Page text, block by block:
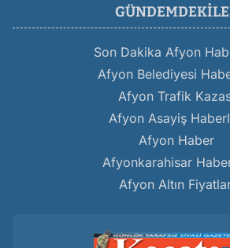
Son Dakika Afyon
Afyon Belediyesi
Afyon Trafik
Afyon Asayiş
Afyon Haber
Afyonkarahisar
Afyon Altın